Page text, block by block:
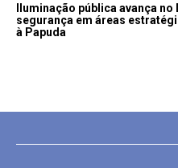
Iluminação pública avança no
segurança em áreas
à Papuda